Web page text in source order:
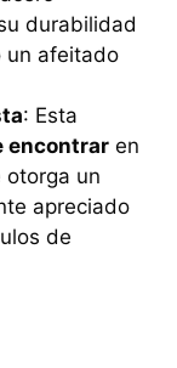
durabilidad
un afeitado
: Esta
encontrar en
otorga un
apreciado
de